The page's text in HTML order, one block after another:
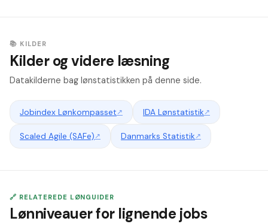
📚 KILDER
Kilder og videre læsning
Datakilderne bag lønstatistikken på denne side.
Jobindex Lønkompasset↗ IDA Lønstatistik↗
Scaled Agile (SAFe)↗ Danmarks Statistik↗
🔗 RELATEREDE LØNGUIDER
Lønniveauer for lignende jobs